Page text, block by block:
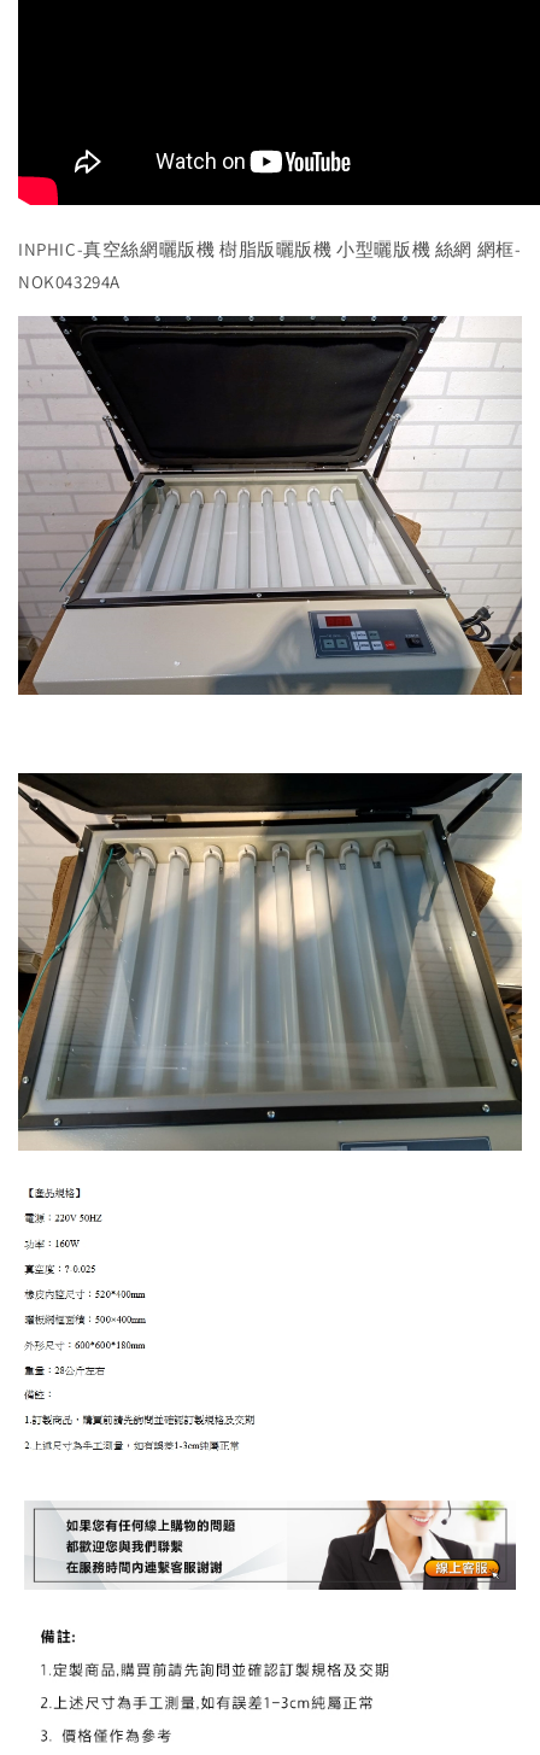
INPHIC-真空絲網曬版機 樹脂版曬版機 小型曬版機 絲網 網框-
NOK043294A